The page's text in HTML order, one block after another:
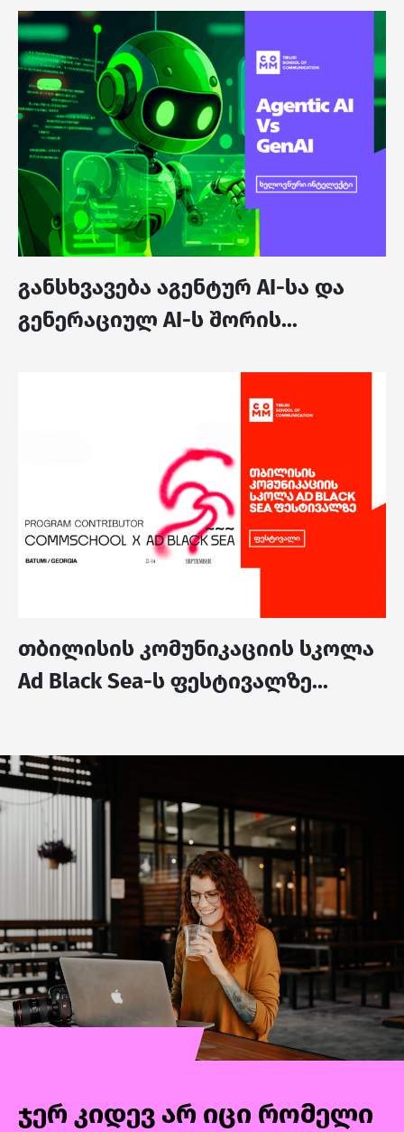
განსხვავება აგენტურ AI-სა და
გენერაციულ AI-ს შორის...
თბილისის კომუნიკაციის სკოლა
Ad Black Sea-ს ფესტივალზე...
ჯერ კიდევ არ იცი რომელი